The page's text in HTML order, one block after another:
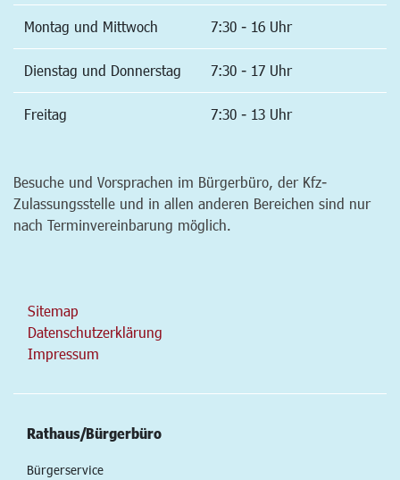
Montag und Mittwoch 7:30 - 16 Uhr
Dienstag und Donnerstag 7:30 - 17 Uhr
Freitag 7:30 - 13 Uhr
Besuche und Vorsprachen im Bürgerbüro, der Kfz-
Zulassungsstelle und in allen anderen Bereichen sind nur
nach Terminvereinbarung möglich.
Sitemap
Datenschutzerklärung
Impressum
Rathaus/Bürgerbüro
Bürgerservice